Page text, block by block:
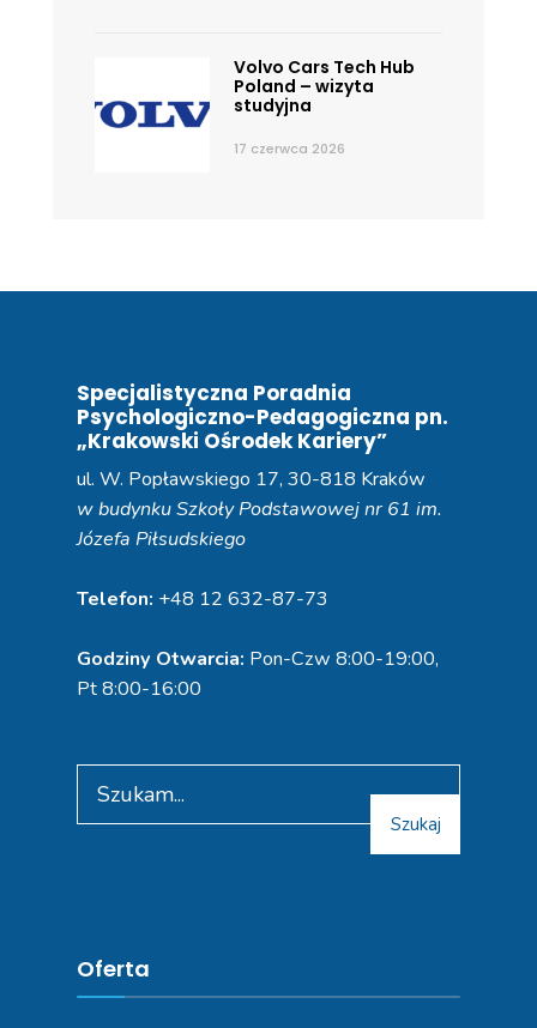
Volvo Cars Tech Hub
Poland – wizyta
studyjna
17 czerwca 2026
Specjalistyczna Poradnia
Psychologiczno-Pedagogiczna pn.
„Krakowski Ośrodek Kariery”
ul. W. Popławskiego 17, 30-818 Kraków
w budynku Szkoły Podstawowej nr 61 im.
Józefa Piłsudskiego
Telefon: +48 12 632-87-73
Godziny Otwarcia: Pon-Czw 8:00-19:00,
Pt 8:00-16:00
Szukaj
Oferta